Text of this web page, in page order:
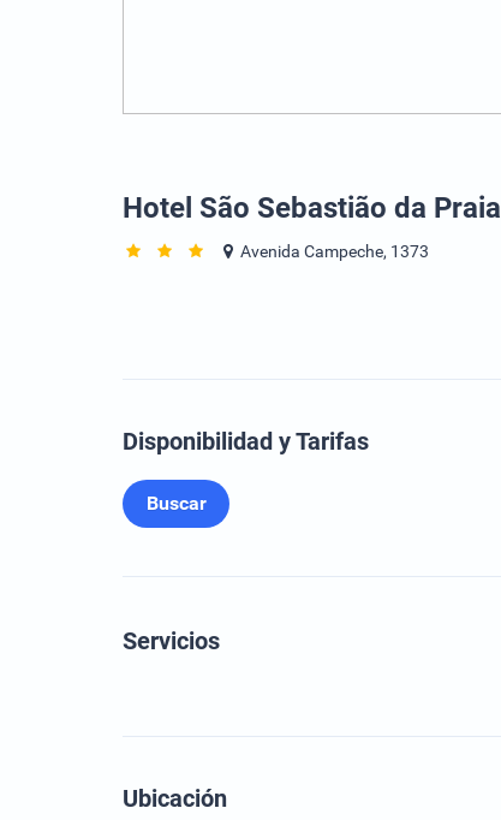
Hotel São Sebastião da Praia
Avenida Campeche, 1373
Disponibilidad y Tarifas
Buscar
Servicios
Ubicación